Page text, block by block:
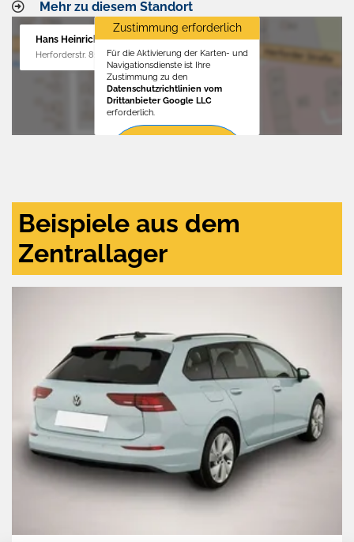
Mehr zu diesem Standort
Hans Heinrichs GmbH
Herforderstr. 81, 32657 Lemgo
Zustimmung erforderlich
Für die Aktivierung der Karten- und
Navigationsdienste ist Ihre
Zustimmung zu den
Datenschutzrichtlinien vom
Drittanbieter Google LLC
erforderlich.
Beispiele aus dem
Zentrallager